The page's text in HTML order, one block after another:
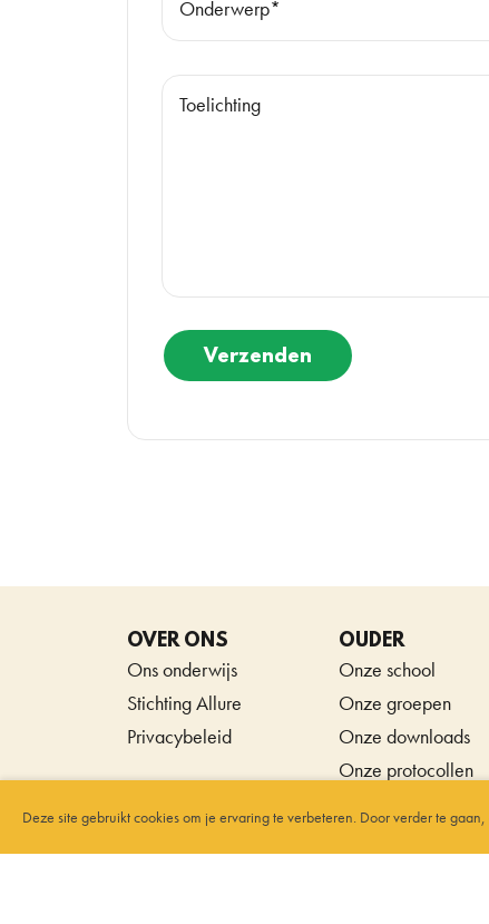
Verzenden
OVER ONS
Ons onderwijs
Stichting Allure
Privacybeleid
OUDER
Onze school
Onze groepen
Onze downloads
Onze protocollen
Deze site gebruikt cookies om je ervaring te verbeteren. Door verder te